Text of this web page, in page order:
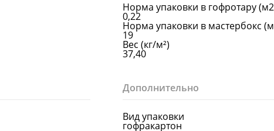
Норма упаковки в гофротару
0,22
Норма упаковки в мастербокс
19
Вес (кг/м²)
37,40
Дополнительно
Вид упаковки
гофракартон